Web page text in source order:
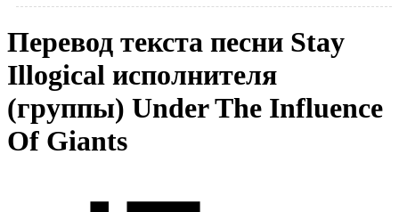
Перевод текста песни Stay
Illogical исполнителя
(группы) Under The Influence
Of Giants